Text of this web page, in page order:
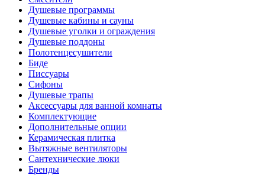
Душевые программы
Душевые кабины и сауны
Душевые уголки и ограждения
Душевые поддоны
Полотенцесушители
Биде
Писсуары
Сифоны
Душевые трапы
Аксессуары для ванной комнаты
Комплектующие
Дополнительные опции
Керамическая плитка
Вытяжные вентиляторы
Сантехнические люки
Бренды